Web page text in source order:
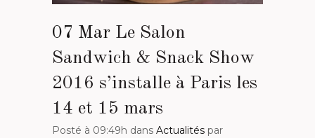
07 Mar Le Salon
Sandwich & Snack Show
2016 s’installe à Paris les
14 et 15 mars
Posté à 09:49h dans Actualités par